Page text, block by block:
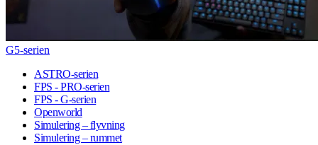
G5-serien
ASTRO-serien
FPS - PRO-serien
FPS - G-serien
Openworld
Simulering – flyvning
Simulering – rummet